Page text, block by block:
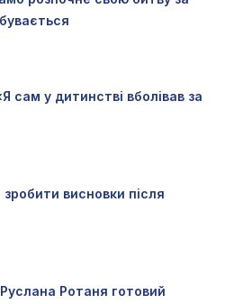
сам у дитинстві вболівав за
висновки після
Ротаня готовий